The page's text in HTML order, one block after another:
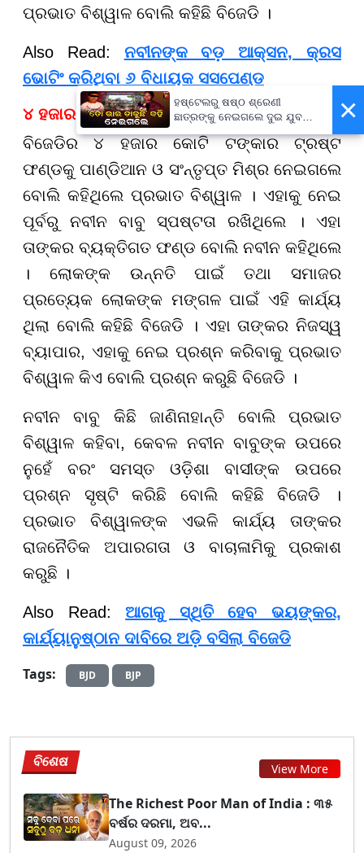
ପ୍ରଭାତ ବିଶ୍ୱାଳ ବୋଲି କହିଛି ବିଜେଡି ।
Also Read: ନବୀନଙ୍କ ବଡ଼ ଆକ୍ସନ, କ୍ରସ
ଭୋଟିଂ କରିଥିବା ୬ ବିଧାୟକ ସସପେଣ୍ଡ
୪ ହଜାର କୋଟି ଟଙ୍କାର ଟ୍ରଷ୍ଟ
ବିଜେଡିର ୪ ହଜାର କୋଟି ଟଙ୍କାର ଟ୍ରଷ୍ଟ
ଫଣ୍ଡକୁ ପାଣ୍ଡିଆନ ଓ ସଂନ୍ତୃପ୍ତ ମିଶ୍ର ନେଇଗଲେ
ବୋଲି କହିଥିଲେ ପ୍ରଭାତ ବିଶ୍ୱାଳ । ଏହାକୁ ନେଇ
ପୂର୍ବରୁ ନବୀନ ବାବୁ ସ୍ପଷ୍ଟତା ରଖିଥିଲେ । ଏହା
ତାଙ୍କର ବ୍ୟକ୍ତିଗତ ଫଣ୍ଡ ବୋଲି ନବୀନ କହିଥିଲେ
। ଲୋକଙ୍କ ଉନ୍ନତି ପାଇଁ ତଥା ସମାଜର
ପ୍ରତ୍ୟେକ ଲୋକଙ୍କ ମଙ୍ଗଳ ପାଇଁ ଏହି କାର୍ଯ୍ୟ
ଥିଲା ବୋଲି କହିଛି ବିଜେଡି । ଏହା ତାଙ୍କର ନିଜସ୍ୱ
ବ୍ୟାପାର, ଏହାକୁ ନେଇ ପ୍ରଶ୍ନ କରିବାକୁ ପ୍ରଭାତ
ବିଶ୍ୱାଳ କିଏ ବୋଲି ପ୍ରଶ୍ନ କରୁଛି ବିଜେଡି ।
ନବୀନ ବାବୁ କିଛି ଜାଣିନାହାନ୍ତି ବୋଲି ପ୍ରଭାତ
ବିଶ୍ୱାଳ କହିବା, କେବଳ ନବୀନ ବାବୁଙ୍କ ଉପରେ
ନୁହେଁ ବରଂ ସମସ୍ତ ଓଡ଼ିଶା ବାସୀଙ୍କ ଉପରେ
ପ୍ରଶ୍ନ ସୃଷ୍ଟି କରିଛି ବୋଲି କହିଛି ବିଜେଡି ।
ପ୍ରଭାତ ବିଶ୍ୱାଳଙ୍କ ଏଭଳି କାର୍ଯ୍ୟ ତାଙ୍କର
ରାଜନୈତିକ ଅପାରଗତା ଓ ବାଚାଳାମିକୁ ପ୍ରକାଶ
କରୁଛି ।
Also Read:ଆଗକୁ ସ୍ଥିତି ହେବ ଭୟଙ୍କର,
କାର୍ଯ୍ୟାନୁଷ୍ଠାନ ଦାବିରେ ଅଡ଼ି ବସିଲା ବିଜେଡି
Tags:
BJD BJP
ବିଶେଷ View More
The Richest Poor Man of India : ୩୫
ବର୍ଷର ଦରମା, ଅବ...
August 09, 2026
×
ହଷ୍ଟେଲରୁ ଷଷ୍ଠ ଶ୍ରେଣୀ
ଛାତ୍ରଙ୍କୁ ନେଇଗଲେ ଦୁଇ ଯୁବକ,
ନିବେଦନ